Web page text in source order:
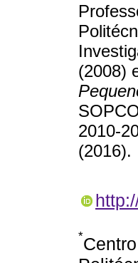
(2008)
2010-
(2016).
*